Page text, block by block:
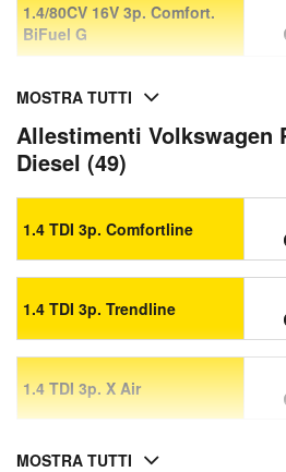
1.4/80CV 16V 3p. Comfort.
BiFuel G
MOSTRA TUTTI
Allestimenti Volkswagen
Diesel (49)
1.4 TDI 3p. Comfortline
1.4 TDI 3p. Trendline
1.4 TDI 3p. X Air
MOSTRA TUTTI